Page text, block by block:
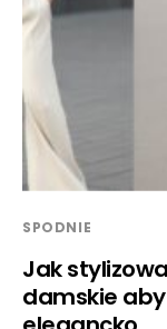
SPODNIE
Jak
damskie